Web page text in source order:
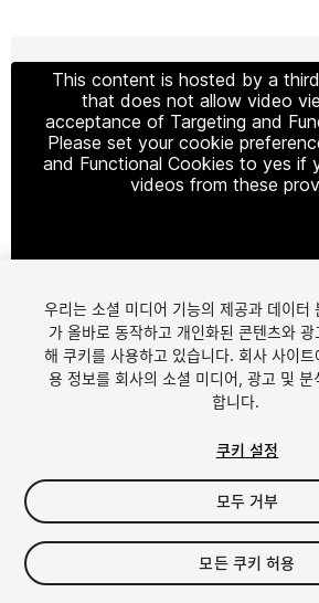
This content is hosted by a
that does not allow video
acceptance of Targeting and
Please set your cookie
and Functional Cookies to yes if
videos from these
1/14
$25
세금/부가세는 결제 시 반영됩니다.
우리는 소셜 미디어 기능의 제공과 데이터
가 올바로 동작하고 개인화된 콘텐츠와 광
해 쿠키를 사용하고 있습니다. 회사 사이
용 정보를 회사의 소셜 미디어, 광고 및 분
합니다.
쿠키 설정
모두 거부
모든 쿠키 허용